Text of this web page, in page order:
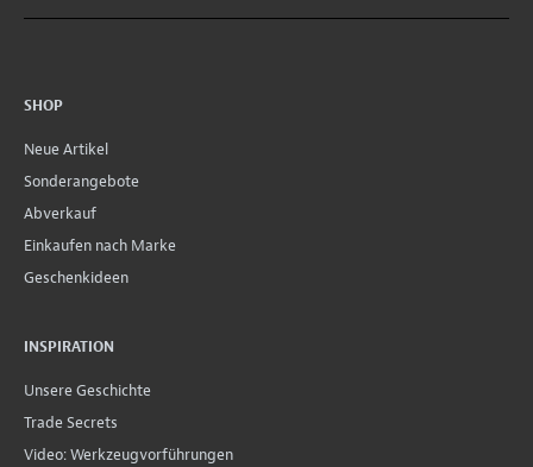
SHOP
Neue Artikel
Sonderangebote
Abverkauf
Einkaufen nach Marke
Geschenkideen
INSPIRATION
Unsere Geschichte
Trade Secrets
Video: Werkzeugvorführungen